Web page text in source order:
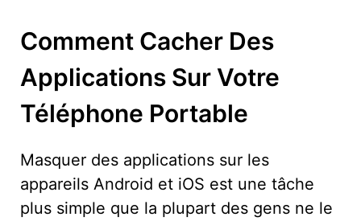
Comment Cacher Des
Applications Sur Votre
Téléphone Portable
Masquer des applications sur les
appareils Android et iOS est une tâche
plus simple que la plupart des gens ne le